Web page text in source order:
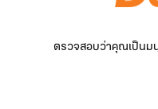
ตรวจสอบว่าคุณเป็นม